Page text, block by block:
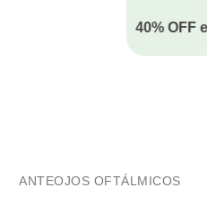
ANTEOJOS OFTÁLMICOS